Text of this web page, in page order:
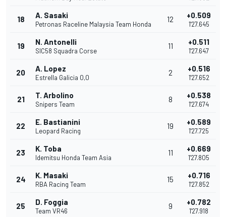
18 A. Sasaki
Petronas Raceline Malaysia Team Honda
12 +0.509
1'27.645
19 N. Antonelli
SIC58 Squadra Corse
11 +0.511
1'27.647
20 A. Lopez
Estrella Galicia 0,0
2 +0.516
1'27.652
21 T. Arbolino
Snipers Team
8 +0.538
1'27.674
22 E. Bastianini
Leopard Racing
19 +0.589
1'27.725
23 K. Toba
Idemitsu Honda Team Asia
11 +0.669
1'27.805
24 K. Masaki
RBA Racing Team
15 +0.716
1'27.852
25 D. Foggia
Team VR46
9 +0.782
1'27.918